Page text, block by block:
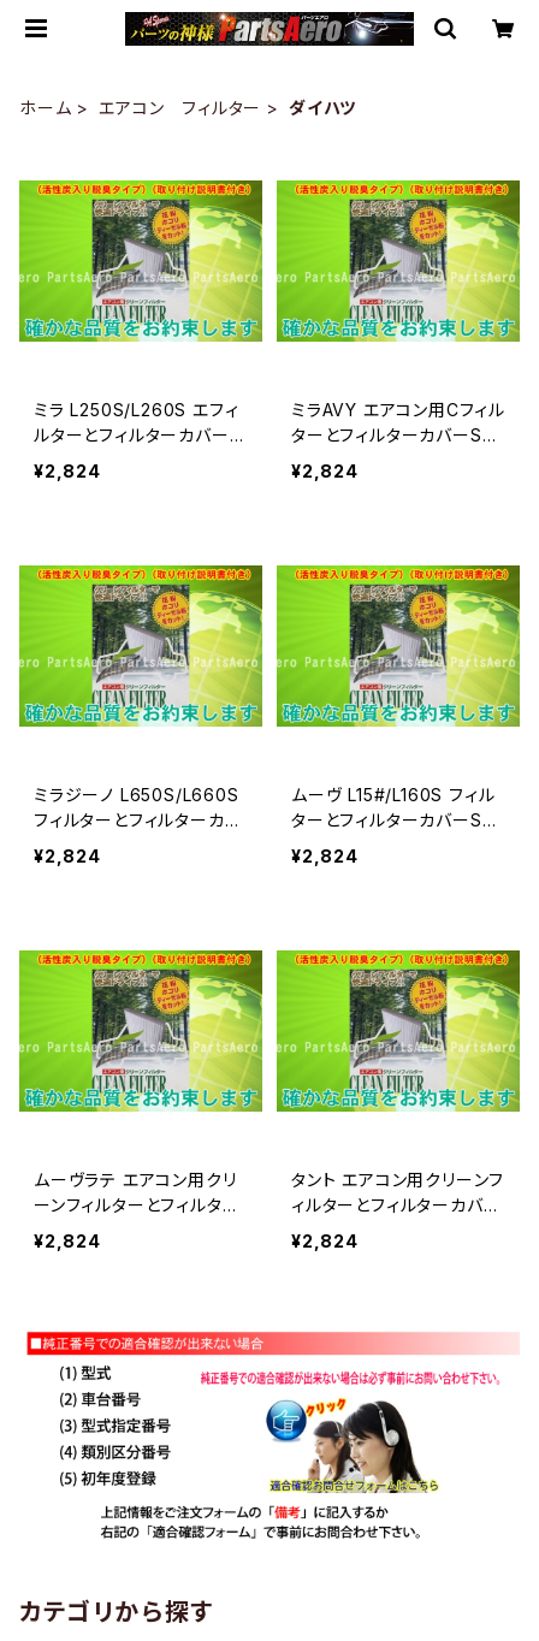
ホーム エアコン フィルター ダイハツ
ミラ L250S/L260S エフィ
ルターとフィルターカバーS
ET
¥2,824
ミラAVY エアコン用Cフィル
ターとフィルターカバーSE
T
¥2,824
ミラジーノ L650S/L660S
フィルターとフィルターカバ
ーSET
¥2,824
ムーヴ L15#/L160S フィル
ターとフィルターカバーSE
T
¥2,824
ムーヴラテ エアコン用クリ
ーンフィルターとフィルター
カバーSET
¥2,824
タント エアコン用クリーンフ
ィルターとフィルターカバー
SET
¥2,824
カテゴリから探す